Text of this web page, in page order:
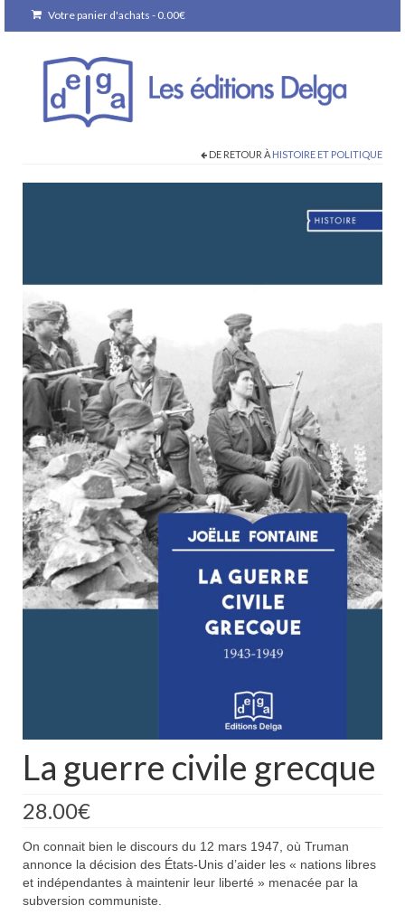
Votre panier d'achats - 0.00€
DE RETOUR À HISTOIRE ET POLITIQUE
La guerre civile grecque
28.00€
On connait bien le discours du 12 mars 1947, où Truman
annonce la décision des États-Unis d’aider les « nations libres
et indépendantes à maintenir leur liberté » menacée par la
subversion communiste.